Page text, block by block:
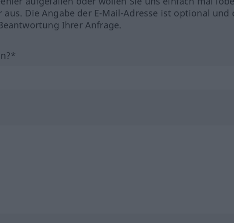
aus. Die Angabe der E-Mail-Adresse ist optional und
Ihrer Anfrage.